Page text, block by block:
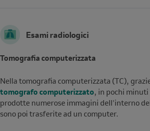
Esami radiologici
Tomografia computerizzata
Nella tomografia computerizzata (TC),
tomografo computerizzato, in pochi
prodotte numerose immagini dell'interno
sono poi trasferite ad un computer.